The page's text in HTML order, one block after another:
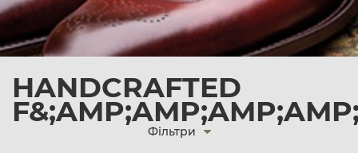
HANDCRAFTED
Фільтри